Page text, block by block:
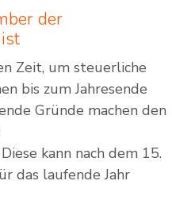
der
Zeit, um steuerliche
bis zum Jahresende
Gründe machen den
kann nach dem 15.
das laufende Jahr